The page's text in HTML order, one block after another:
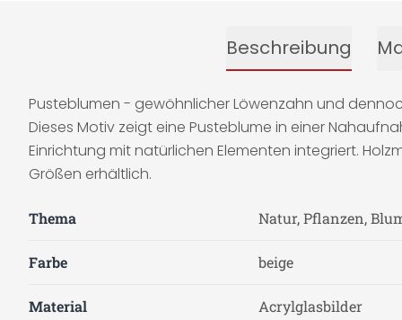
Beschreibung
Pusteblumen - gewöhnlicher Löwenzahn und
Dieses Motiv zeigt eine Pusteblume in einer
Einrichtung mit natürlichen Elementen integriert.
Größen erhältlich.
Thema Natur, Pflanzen,
Farbe beige
Material Acrylglasbilder